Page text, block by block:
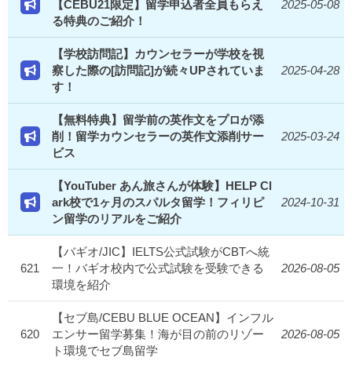
【CEBU21限定】留学申込者全員もらえ
る特典のご紹介！
2025-05-08
【学校訪問記】カウンセラーが学校を視
察した際の[訪問記]が続々UPされていま
す！
2025-04-28
【無料特典】留学前の英作文をプロが添
削！留学カウンセラーの英作文添削サー
ビス
2025-03-24
【YouTuber あん旅さんが体験】HELP Cl
ark校で1ヶ月のスパルタ留学！フィリピ
ン留学のリアルをご紹介
2024-10-31
621
【バギオ/JIC】IELTS公式試験がCBTへ統
一！バギオ校内で公式試験を受験できる
環境を紹介
2026-08-05
620
【セブ島/CEBU BLUE OCEAN】インフル
エンサー留学募集！海が目の前のリゾー
ト環境でセブ島留学
2026-08-05